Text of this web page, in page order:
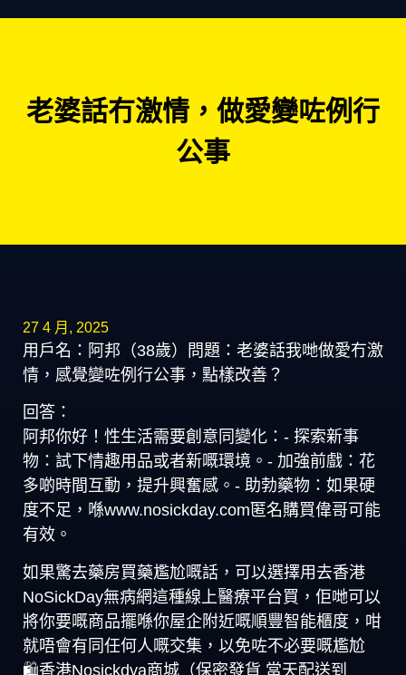
老婆話冇激情，做愛變咗例行
公事
27 4 月, 2025
用戶名：阿邦（38歲）問題：老婆話我哋做愛冇激
情，感覺變咗例行公事，點樣改善？
回答：
阿邦你好！性生活需要創意同變化：- 探索新事
物：試下情趣用品或者新嘅環境。- 加強前戲：花
多啲時間互動，提升興奮感。- 助勃藥物：如果硬
度不足，喺www.nosickday.com匿名購買偉哥可能
有效。
如果驚去藥房買藥尷尬嘅話，可以選擇用去香港
NoSickDay無病網這種線上醫療平台買，佢哋可以
將你要嘅商品擺喺你屋企附近嘅順豐智能櫃度，咁
就唔會有同任何人嘅交集，以免咗不必要嘅尷尬
🛍️香港Nosickdya商城（保密發貨 當天配送到